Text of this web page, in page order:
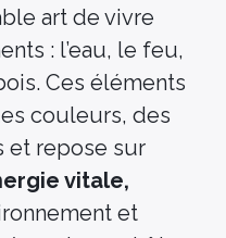
art de vivre
: l’eau, le feu,
Ces éléments
couleurs, des
et repose sur
vitale,
et